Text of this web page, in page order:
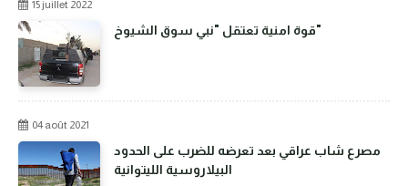
15 juillet 2022
قوة امنية تعتقل "نبي سوق الشيوخ"
04 août 2021
مصرع شاب عراقي بعد تعرضه للضرب على الحدود
البيلاروسية الليتوانية